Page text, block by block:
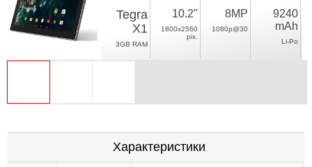
Tegra
X1
3GB RAM
10.2"
1800x2560
pix.
8MP
1080p@30
9240
mAh
Li-Po
Характеристики